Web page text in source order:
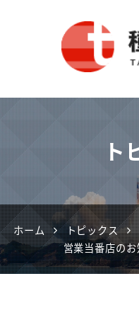
種子島
ト
ホーム トピックス
営業当番店の